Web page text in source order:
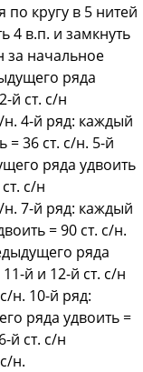
по кругу в 5 нитей
4 в.п. и замкнуть
за начальное
ряда
й ст. с/н
н. 4-й ряд: каждый
= 36 ст. с/н. 5-й
ряда удвоить
с/н
н. 7-й ряд: каждый
= 90 ст. с/н.
ряда
й и 12-й ст. с/н
н. 10-й ряд:
ряда удвоить =
й ст. с/н
н.